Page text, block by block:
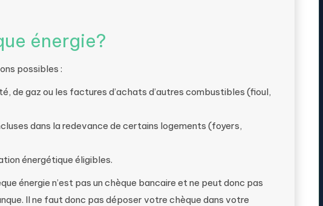
énergie?
possibles :
de gaz ou les factures d’achats d’autres combustibles (fioul,
dans la redevance de certains logements (foyers,
énergétique éligibles.
énergie n’est pas un chèque bancaire et ne peut donc pas
Il ne faut donc pas déposer votre chèque dans votre